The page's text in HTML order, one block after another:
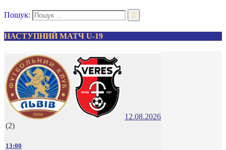
Пошук:
НАСТУПНИЙ МАТЧ U-19
12.08.2026
(2)
13:00